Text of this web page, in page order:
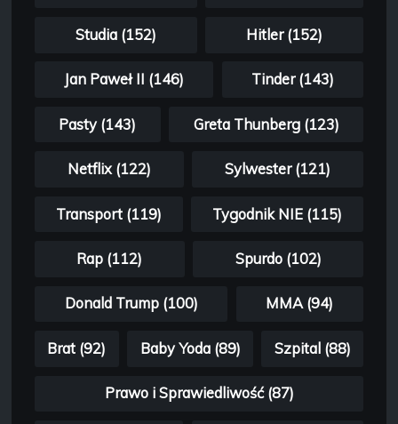
Studia (152) Hitler (152)
Jan Paweł II (146) Tinder (143)
Pasty (143) Greta Thunberg (123)
Netflix (122) Sylwester (121)
Transport (119) Tygodnik NIE (115)
Rap (112) Spurdo (102)
Donald Trump (100) MMA (94)
Brat (92) Baby Yoda (89) Szpital (88)
Prawo i Sprawiedliwość (87)